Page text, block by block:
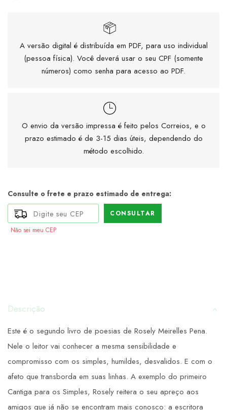
A versão digital é distribuída em PDF, para uso individual
(pessoa física). Você deverá usar o seu CPF (somente
números) como senha para acesso ao PDF.
O envio da versão impressa é feito pelos Correios, e o
prazo estimado é de 3-15 dias úteis, dependendo do
método escolhido.
Consulte o frete e prazo estimado de entrega:
CONSULTAR
Não sei meu CEP
Descrição
Este é o segundo livro de poesias de Rosely Meirelles Pena.
Nele o leitor vai conhecer a mesma sensibilidade e
compromisso com os simples, humildes, desvalidos. E com o
afeto que transborda em suas linhas. A exemplo do primeiro
Cantiga para os Simples, Rosely reitera o seu apreço aos
amigos que já não se encontram mais conosco: a escritora